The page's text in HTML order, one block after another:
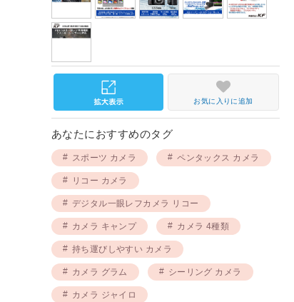
お気に入りに追加
あなたにおすすめのタグ
スポーツ カメラ ペンタックス カメラ
リコー カメラ
デジタル一眼レフカメラ リコー
カメラ キャンプ カメラ 4種類
持ち運びしやすい カメラ
カメラ グラム シーリング カメラ
カメラ ジャイロ